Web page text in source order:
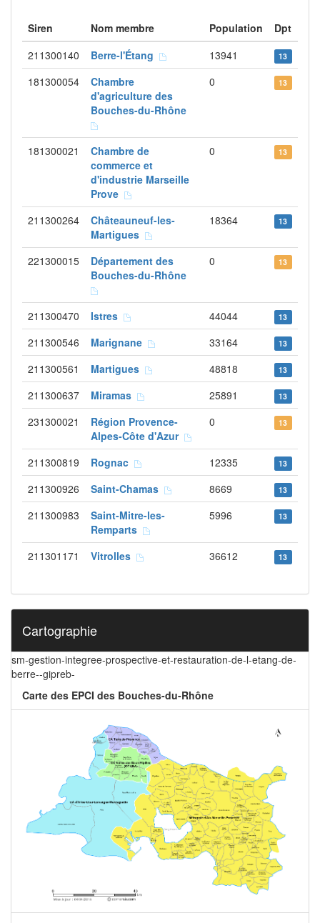
Siren Nom membre Population
Dpt
211300140
Berre-l'Étang 13941 13
181300054
Chambre
d'agriculture des
Bouches-du-Rhône
0 13
181300021
Chambre de
commerce et
d'industrie Marseille
Prove
0 13
211300264
Châteauneuf-les-
Martigues
18364 13
221300015
Département des
Bouches-du-Rhône
0 13
211300470 Istres 44044 13
211300546 Marignane 33164 13
211300561 Martigues 48818 13
211300637 Miramas 25891 13
231300021
Région Provence-
Alpes-Côte d'Azur
0 13
211300819 Rognac 12335 13
211300926 Saint-Chamas 8669 13
211300983
Saint-Mitre-les-
Remparts
5996 13
211301171 Vitrolles 36612 13
Cartographie
sm-gestion-integree-prospective-et-restauration-de-l-etang-de-
berre--gipreb-
Carte des EPCI des Bouches-du-Rhône